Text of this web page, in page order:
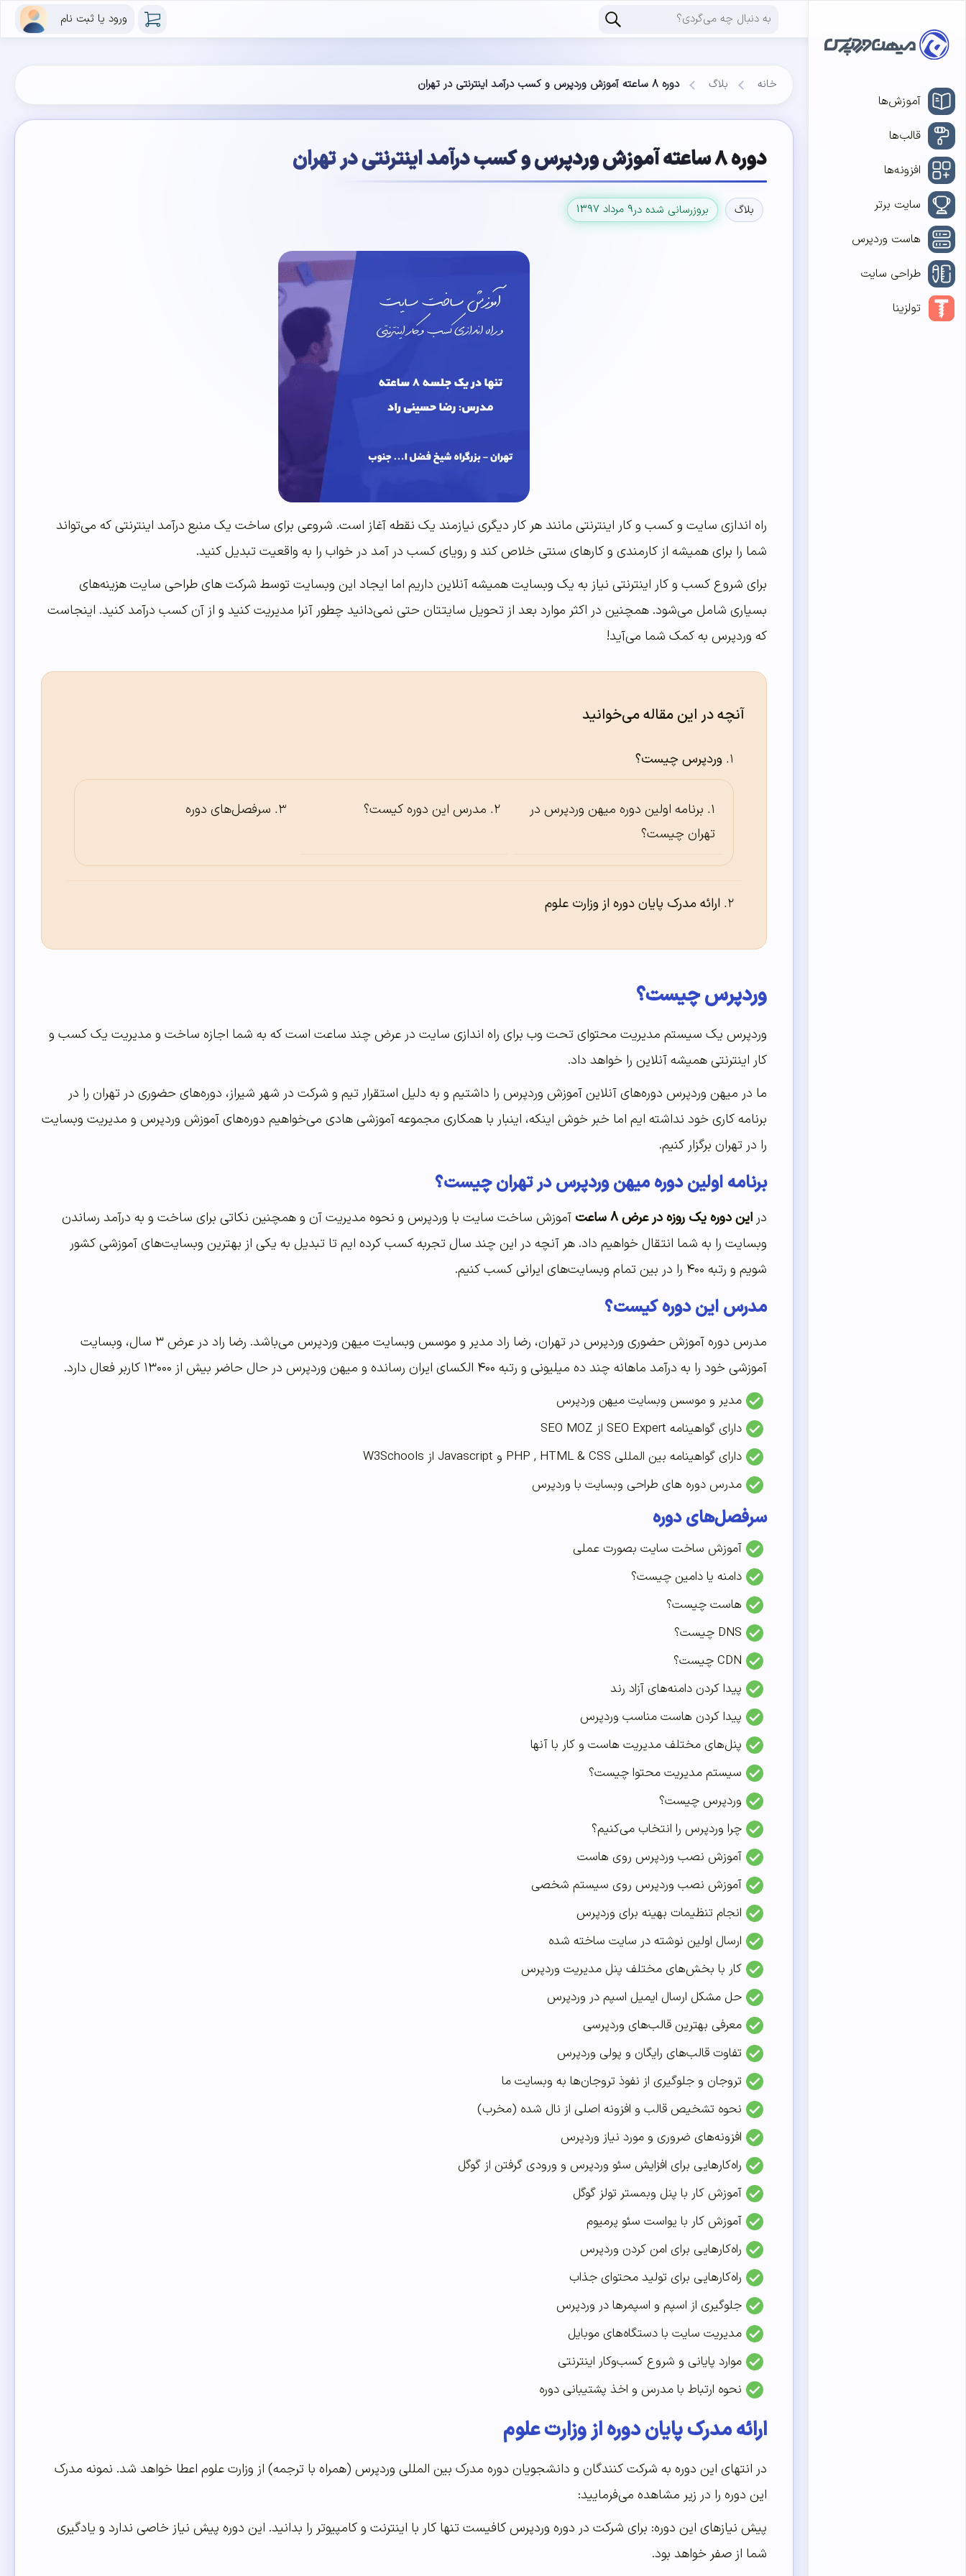
ورود یا ثبت نام
آموزش‌ها
قالب‌ها
افزونه‌ها
سایت برتر
هاست وردپرس
طراحی سایت
تولزینا
خانه بلاگ دوره ۸ ساعته آموزش وردپرس و کسب درآمد اینترنتی در تهران
دوره ۸ ساعته آموزش وردپرس و کسب درآمد اینترنتی در تهران
بلاگ بروزرسانی شده در۹ مرداد ۱۳۹۷
راه اندازی سایت و کسب و کار اینترنتی مانند هر کار دیگری نیازمند یک نقطه آغاز است. شروعی برای ساخت یک منبع درآمد اینترنتی که می‌تواند
شما را برای همیشه از کارمندی و کارهای سنتی خلاص کند و رویای کسب در آمد در خواب را به واقعیت تبدیل کنید.
برای شروع کسب و کار اینترنتی نیاز به یک وبسایت همیشه آنلاین داریم اما ایجاد این وبسایت توسط شرکت های طراحی سایت هزینه‌های
بسیاری شامل می‌شود. همچنین در اکثر موارد بعد از تحویل سایتتان حتی نمی‌دانید چطور آنرا مدیریت کنید و از آن کسب درآمد کنید. اینجاست
که وردپرس به کمک شما می‌آید!
آنچه در این مقاله می‌خوانید
وردپرس چیست؟
برنامه اولین دوره میهن وردپرس در
تهران چیست؟
مدرس این دوره کیست؟ سرفصل‌های دوره
ارائه مدرک پایان دوره از وزارت علوم
وردپرس چیست؟
وردپرس یک سیستم مدیریت محتوای تحت وب برای راه اندازی سایت در عرض چند ساعت است که به شما اجازه ساخت و مدیریت یک کسب و
کار اینترنتی همیشه آنلاین را خواهد داد.
ما در میهن وردپرس دوره‌های آنلاین آموزش وردپرس را داشتیم و به دلیل استقرار تیم و شرکت در شهر شیراز، دوره‌های حضوری در تهران را در
برنامه کاری خود نداشته ایم اما خبر خوش اینکه، اینبار با همکاری مجموعه آموزشی هادی می‌خواهیم دوره‌های آموزش وردپرس و مدیریت وبسایت
را در تهران برگزار کنیم.
برنامه اولین دوره میهن وردپرس در تهران چیست؟
در این دوره یک روزه در عرض ۸ ساعت
آموزش ساخت سایت با وردپرس و نحوه مدیریت آن و همچنین نکاتی برای ساخت و به درآمد رساندن
وبسایت را به شما انتقال خواهیم داد. هر آنچه در این چند سال تجربه کسب کرده ایم تا تبدیل به یکی از بهترین وبسایت‌های آموزشی کشور
شویم و رتبه ۴۰۰ را در بین تمام وبسایت‌های ایرانی کسب کنیم
.
مدرس این دوره کیست؟
مدرس دوره آموزش حضوری وردپرس در تهران، رضا راد مدیر و موسس وبسایت میهن وردپرس می‌باشد. رضا راد در عرض ۳ سال، وبسایت
آموزشی خود را به درآمد ماهانه چند ده میلیونی و رتبه ۴۰۰ الکسای ایران رسانده و میهن وردپرس در حال حاضر بیش از ۱۳۰۰۰ کاربر فعال دارد.
مدیر و موسس وبسایت میهن وردپرس
دارای گواهینامه SEO Expert از SEO MOZ
دارای گواهینامه بین المللی PHP , HTML & CSS و Javascript از W3Schools
مدرس دوره های طراحی وبسایت با وردپرس
سرفصل‌های دوره
آموزش ساخت سایت بصورت عملی
دامنه یا دامین چیست؟
هاست چیست؟
DNS چیست؟
CDN چیست؟
پیدا کردن دامنه‌های آزاد رند
پیدا کردن هاست مناسب وردپرس
پنل‌های مختلف مدیریت هاست و کار با آنها
سیستم مدیریت محتوا چیست؟
وردپرس چیست؟
چرا وردپرس را انتخاب می‌کنیم؟
آموزش نصب وردپرس روی هاست
آموزش نصب وردپرس روی سیستم شخصی
انجام تنظیمات بهینه برای وردپرس
ارسال اولین نوشته در سایت ساخته شده
کار با بخش‌های مختلف پنل مدیریت وردپرس
حل مشکل ارسال ایمیل اسپم در وردپرس
معرفی بهترین قالب‌های وردپرسی
تفاوت قالب‌های رایگان و پولی وردپرس
تروجان و جلوگیری از نفوذ تروجان‌ها به وبسایت ما
نحوه تشخیص قالب و افزونه اصلی از نال شده (مخرب)
افزونه‌های ضروری و مورد نیاز وردپرس
راه‌کارهایی برای افزایش سئو وردپرس و ورودی گرفتن از گوگل
آموزش کار با پنل وبمستر تولز گوگل
آموزش کار با یواست سئو پرمیوم
راه‌کارهایی برای امن کردن وردپرس
راه‌کارهایی برای تولید محتوای جذاب
جلوگیری از اسپم و اسپمرها در وردپرس
مدیریت سایت با دستگاه‌های موبایل
موارد پایانی و شروع کسب‌و‌کار اینترنتی
نحوه ارتباط با مدرس و اخذ پشتیبانی دوره
ارائه مدرک پایان دوره از وزارت علوم
در انتهای این دوره به شرکت کنندگان و دانشجویان دوره مدرک بین المللی وردپرس (همراه با ترجمه) از وزارت علوم اعطا خواهد شد. نمونه مدرک
این دوره را در زیر مشاهده می‌فرمایید:
پیش نیاز‌های این دوره: برای شرکت در دوره وردپرس کافیست تنها کار با اینترنت و کامپیوتر را بدانید. این دوره پیش نیاز خاصی ندارد و یادگیری
شما از صفر خواهد بود.